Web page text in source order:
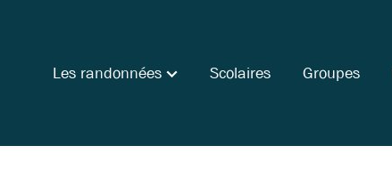
Les randonnées Scolaires Groupes